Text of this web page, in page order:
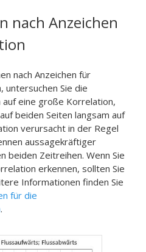
nach Anzeichen
nach Anzeichen für
untersuchen Sie die
eine große Korrelation,
beiden Seiten langsam auf
verursacht in der Regel
aussagekräftiger
beiden Zeitreihen. Wenn Sie
erkennen, sollten Sie
Informationen finden Sie
für die
.